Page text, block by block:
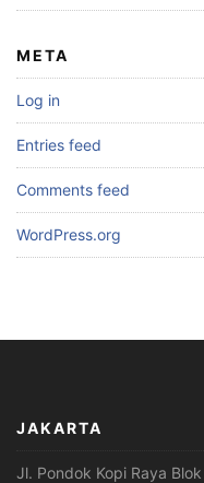
META
Log in
Entries feed
Comments feed
WordPress.org
JAKARTA
Jl. Pondok Kopi Raya